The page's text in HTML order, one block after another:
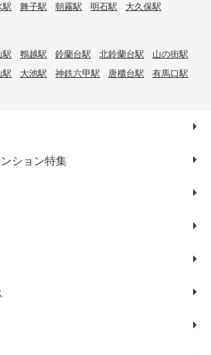
駅 舞子駅 朝霧駅 明石駅 大久保駅
駅 鵯越駅 鈴蘭台駅 北鈴蘭台駅
山の街駅
駅 大池駅 神鉄六甲駅 唐櫃台駅
有馬口駅
ション特集